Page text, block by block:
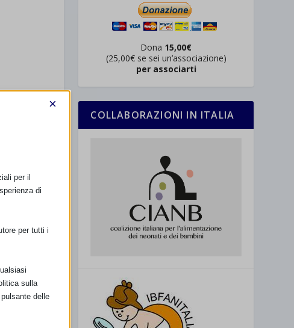
Dona 15,00€
(25,00€ se sei un’associazione)
per associarti
COLLABORAZIONI IN ITALIA
×
per il
di
per tutti i
sulla
delle